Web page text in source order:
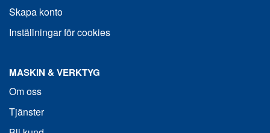
Skapa konto
Inställningar för cookies
MASKIN & VERKTYG
Om oss
Tjänster